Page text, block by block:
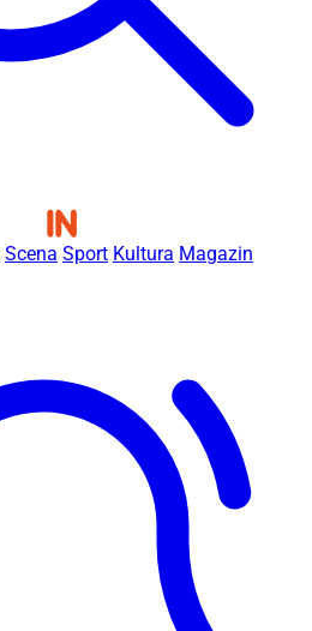
Scena Sport Kultura Magazin